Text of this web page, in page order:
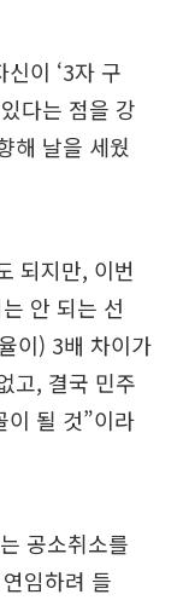
이 ‘3자 구
다는 점을 강
해 날을 세웠
되지만, 이번
안 되는 선
이) 3배 차이가
고, 결국 민주
이 될 것”이라
공소취소를
임하려 들